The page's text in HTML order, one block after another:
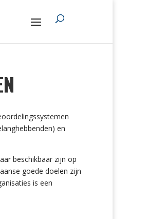
en
beschikbaar zijn op
goede doelen zijn
is een